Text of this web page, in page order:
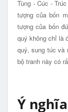
Tùng - Cúc -
tượng của bốn
tượng của bốn
quý không chỉ là
quý, sung túc và
bộ tranh này có
Ý